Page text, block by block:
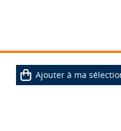
Ajouter à ma